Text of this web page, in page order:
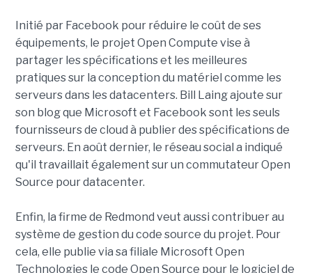
Initié par Facebook pour réduire le coût de ses
équipements, le projet Open Compute vise à
partager les spécifications et les meilleures
pratiques sur la conception du matériel comme les
serveurs dans les datacenters. Bill Laing ajoute sur
son blog que Microsoft et Facebook sont les seuls
fournisseurs de cloud à publier des spécifications de
serveurs. En août dernier, le réseau social a indiqué
qu'il travaillait également sur un commutateur Open
Source pour datacenter.
Enfin, la firme de Redmond veut aussi contribuer au
système de gestion du code source du projet. Pour
cela, elle publie via sa filiale Microsoft Open
Technologies le code Open Source pour le logiciel de